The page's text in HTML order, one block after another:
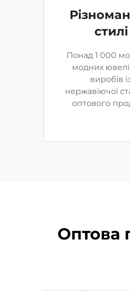
стилі
Понад 1 000
модних
виробів
нержавіючої
оптового
Оптова